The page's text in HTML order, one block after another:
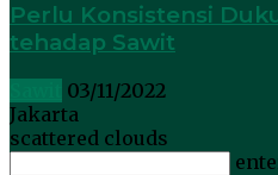
Perlu Konsistensi
tehadap Sawit
03/11/2022
Jakarta
scattered clouds